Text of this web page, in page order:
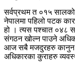
सर्वप्रथम त ०१५ सालको
नेपालमा पहिलो पटक
हो । त्यस पश्चात ०४८
संगठन खोल्न पाउने
आज सबै मजदुरहरु कानुन
अधिकारका कुराहरु